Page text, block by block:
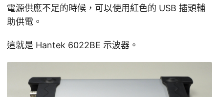
電源供應不足的時候，可以使用紅色的 USB 插頭輔
助供電。
這就是 Hantek 6022BE 示波器。